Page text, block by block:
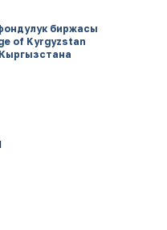
биржасы
of Kyrgyzstan